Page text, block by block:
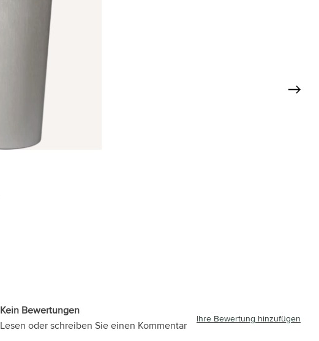
Kein Bewertungen
Lesen oder schreiben Sie einen Kommentar
Ihre Bewertung hinzufügen